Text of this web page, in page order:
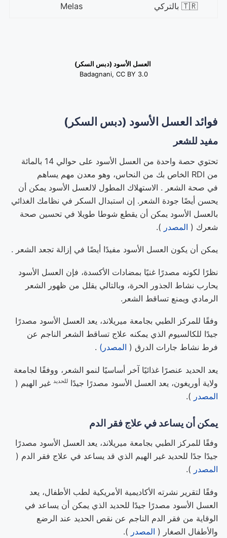
🇹🇷 بالتركي
العسل الأسود (دبس السكر)
Badagnani, CC BY 3.0
فوائد العسل الأسود (دبس السكر)
مفيد للشعر
تحتوي حصة واحدة من العسل الأسود على حوالي 14 بالمائة
من RDI الخاص بك من النحاس، وهو معدن مهم يساهم
في صحة الشعر . الاستهلاك المطول لالعسل الأسود يمكن أن
يحسن أيضًا جودة الشعر. إن استبدال السكر في نظامك الغذائي
بالعسل الأسود يمكن أن يقطع شوطا طويلا في تحسين صحة
شعرك ( المصدر ).
يمكن أن يكون العسل الأسود مفيدًا أيضًا في إزالة تجعد الشعر .
نظرًا لكونه مصدرًا غنيًا بمضادات الأكسدة، فإن العسل الأسود
يحارب نشاط الجذور الحرة، وبالتالي يقلل من ظهور الشعر
الرمادي ويمنع تساقط الشعر.
وفقًا للمركز الطبي بجامعة ميريلاند، يعد العسل الأسود مصدرًا
جيدًا للكالسيوم الذي يمكنه علاج تساقط الشعر الناجم عن
فرط نشاط جارات الدرق ( المصدر) .
يعد الحديد عنصرًا غذائيًا آخر أساسيًا لنمو الشعر، ووفقًا لجامعة
ولاية أوريغون، يعد العسل الأسود مصدرًا جيدًا للحديدغير الهيم (
المصدر ).
يمكن أن يساعد في علاج فقر الدم
وفقًا للمركز الطبي بجامعة ميريلاند، يعد العسل الأسود مصدرًا
جيدًا جدًا للحديد غير الهيم الذي قد يساعد في علاج فقر الدم (
المصدر ).
وفقًا لتقرير نشرته الأكاديمية الأمريكية لطب الأطفال، يعد
العسل الأسود مصدرًا جيدًا للحديد الذي يمكن أن يساعد في
الوقاية من فقر الدم الناجم عن نقص الحديد عند الرضع
والأطفال الصغار ( المصدر ).